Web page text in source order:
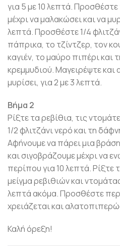
για 5 με 10 λεπτά.
μέχρι να μαλακώσει και να
λεπτά. Προσθέστε 1/4
πάπρικα, το τζίντζερ, τον
καγιέν, το μαύρο πιπέρι και
κρεμμυδιού. Μαγειρέψτε και
μυρίσει, για 2 με 3 λεπτά.
Βήμα 2
Ρίξτε τα ρεβίθια, τις
1/2 φλιτζάνι νερό και τη
Αφήνουμε να πάρει μια
και σιγοβράζουμε μέχρι να
περίπου για 10 λεπτά. Ρίξτε
μείγμα ρεβιθιών και
λεπτά ακόμα. Προσθέστε
χρειάζεται και
Καλή όρεξη!